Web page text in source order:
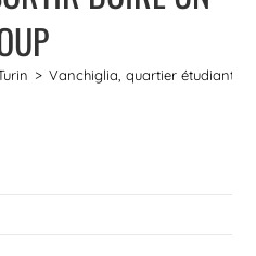
> Vanchiglia, quartier étudiant